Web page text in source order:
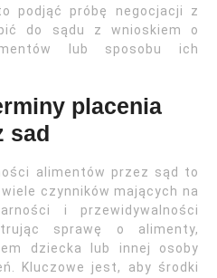
podjąć próbę negocjacji z
do sądu z wnioskiem o
lub sposobu ich
placenia
sad
alimentów przez sąd to
czynników mających na
i przewidywalności
sprawę o alimenty,
dziecka lub innej osoby
Kluczowe jest, aby środki